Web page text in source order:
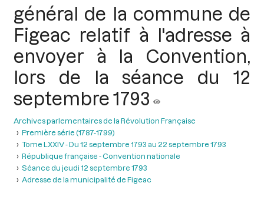
général de la commune de
Figeac relatif à l'adresse à
envoyer à la Convention,
lors de la séance du 12
septembre 1793
Archives parlementaires de la Révolution Française
Première série (1787-1799)
Tome LXXIV - Du 12 septembre 1793 au 22 septembre 1793
République française - Convention nationale
Séance du jeudi 12 septembre 1793
Adresse de la municipalité de Figeac